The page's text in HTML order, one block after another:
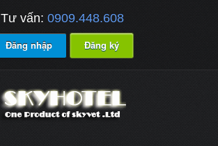
Tư vấn: 0909.448.608
Đăng nhập Đăng ký